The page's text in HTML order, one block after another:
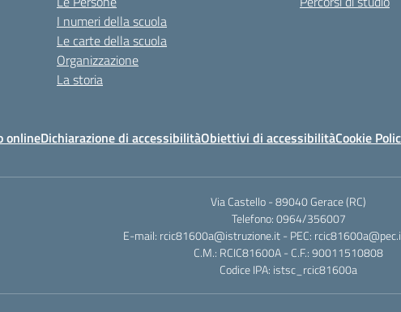
I numeri della scuola
Le carte della scuola
Organizzazione
La storia
onlineDichiarazione di accessibilitàObiettivi di accessibilitàCookie
Via Castello - 89040 Gerace (RC)
Telefono: 0964/356007
E-mail: rcic81600a@istruzione.it - PEC:
C.M.: RCIC81600A - C.F.: 90011510808
Codice IPA: istsc_rcic81600a